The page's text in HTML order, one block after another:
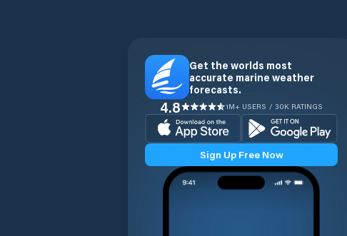
Get the worlds most
accurate marine weather
forecasts.
4.8 1M+ USERS / 30K RATINGS
Sign Up Free Now